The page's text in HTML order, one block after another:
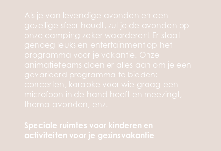
Als je van levendige avonden en een
gezellige sfeer houdt, zul je de avonden op
onze camping zeker waarderen! Er staat
genoeg leuks en entertainment op het
programma voor je vakantie. Onze
animatieteams doen er alles aan om je een
gevarieerd programma te bieden:
concerten, karaoke voor wie graag een
microfoon in de hand heeft en meezingt,
thema-avonden, enz.
Speciale ruimtes voor kinderen en
activiteiten voor je gezinsvakantie